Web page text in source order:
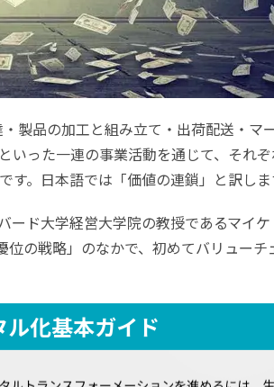
製品の加工と組み立て・出荷配送・マ
いった一連の事業活動を通じて、それ
。日本語では「価値の連鎖」と訳しま
ード大学経営大学院の教授であるマイケ
の戦略」のなかで、初めてバリューチ